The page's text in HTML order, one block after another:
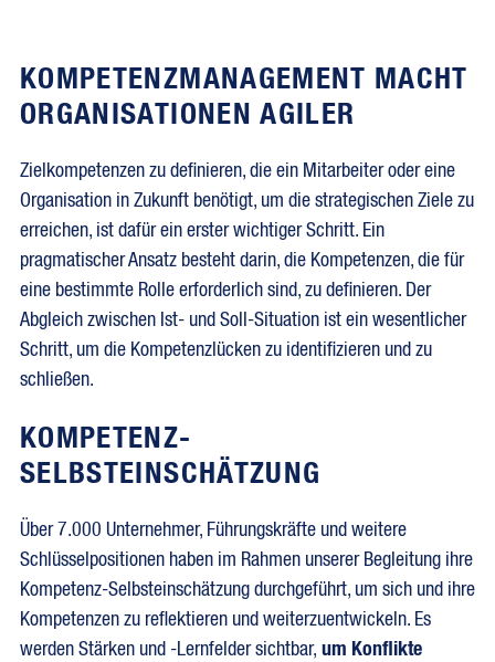
KOMPETENZMANAGEMENT MACHT
ORGANISATIONEN AGILER
Zielkompetenzen zu definieren, die ein Mitarbeiter oder eine
Organisation in Zukunft benötigt, um die strategischen Ziele zu
erreichen, ist dafür ein erster wichtiger Schritt. Ein
pragmatischer Ansatz besteht darin, die Kompetenzen, die für
eine bestimmte Rolle erforderlich sind, zu definieren. Der
Abgleich zwischen Ist- und Soll-Situation ist ein wesentlicher
Schritt, um die Kompetenzlücken zu identifizieren und zu
schließen.
KOMPETENZ-
SELBSTEINSCHÄTZUNG
Über 7.000 Unternehmer, Führungskräfte und weitere
Schlüsselpositionen haben im Rahmen unserer Begleitung ihre
Kompetenz-Selbsteinschätzung durchgeführt, um sich und ihre
Kompetenzen zu reflektieren und weiterzuentwickeln. Es
werden Stärken und -Lernfelder sichtbar, um Konflikte